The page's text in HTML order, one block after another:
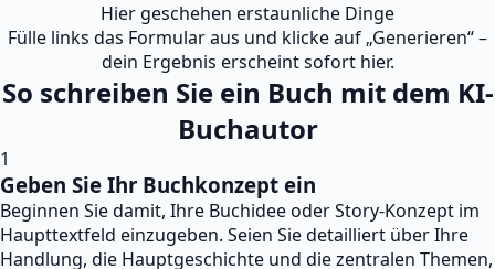
Hier geschehen erstaunliche Dinge
Fülle links das Formular aus und klicke auf „Generieren“ –
dein Ergebnis erscheint sofort hier.
So schreiben Sie ein Buch mit dem KI-
Buchautor
1
Geben Sie Ihr Buchkonzept ein
Beginnen Sie damit, Ihre Buchidee oder Story-Konzept im
Haupttextfeld einzugeben. Seien Sie detailliert über Ihre
Handlung, die Hauptgeschichte und die zentralen Themen,